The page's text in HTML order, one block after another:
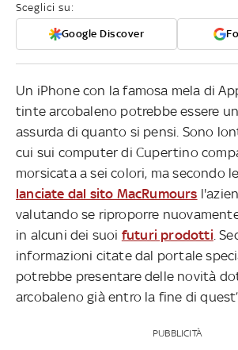
Sceglici su:
Google Discover
Un iPhone con la famosa mela di
tinte arcobaleno potrebbe essere
assurda di quanto si pensi. Sono
cui sui computer di Cupertino
morsicata a sei colori, ma secondo le
lanciate dal sito MacRumours
valutando se riproporre
in alcuni dei suoi futuri prodotti .
informazioni citate dal portale
potrebbe presentare delle novità
arcobaleno già entro la fine di
PUBBLICITÀ